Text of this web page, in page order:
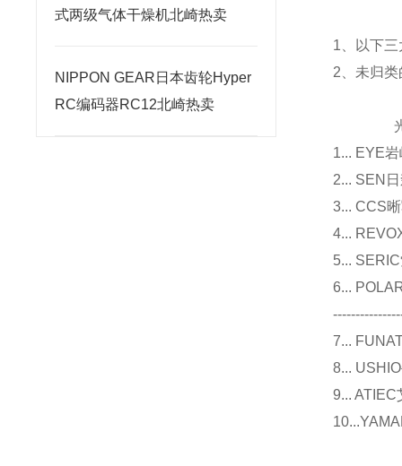
式两级气体干燥机北崎热卖
NIPPON GEAR日本齿轮Hyper
RC编码器RC12北崎热卖
1、以下
2、未归
光源
1... EYE
2... SEN
3... CCS
4...
5...
6...
7...
8...
9...